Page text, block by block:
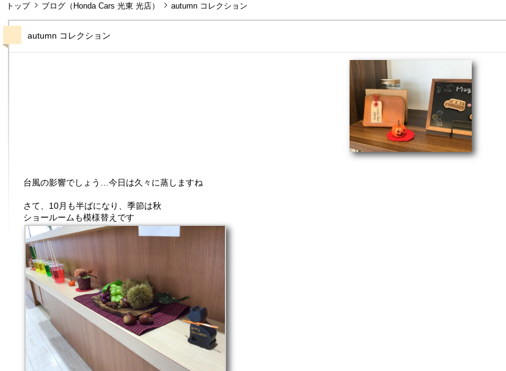
トップ ブログ（Honda Cars 光東 光店） autumn コレクション
autumn コレクション
台風の影響でしょう…今日は久々に蒸しますね
さて、10月も半ばになり、季節は秋
ショールームも模様替えです